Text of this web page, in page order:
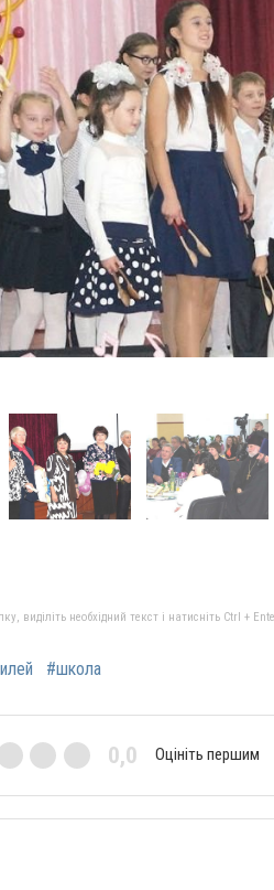
виділіть необхідний текст і натисніть Ctrl +
#школа
0,0 Оцініть першим